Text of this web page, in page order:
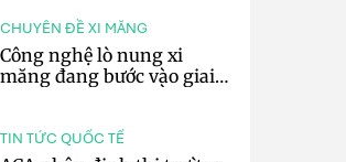
CHUYÊN ĐỀ XI MĂNG
Công nghệ lò nung xi
măng đang bước vào giai
TIN TỨC QUỐC TẾ